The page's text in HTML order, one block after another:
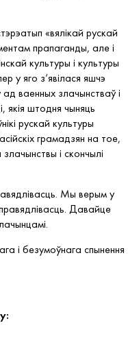
«вялікай рускай
прапаганды, але і
культуры і культуры
у яго з‘явілася яшчэ
ваенных злачынстваў і
якія штодня чыняць
рускай культуры
грамадзян на тое,
і скончылі
Мы верым у
Давайце
і безумоўнага спынення